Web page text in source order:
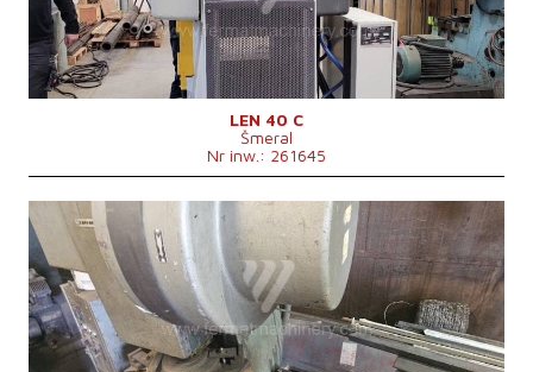
Rozmiary suwaka
400 x 250 mm
Przestawienie suwaka
60 mm
Wysokość zacisku
295 mm
Moc głównego elektrosilnika
3/4 kW
Rozmiary d x sz x w
1245 x 1585 x 2370 mm
4500 kg
nie
LEN 40 C
Šmeral
Nr inw.: 261645
Rok produkcji:
1993
Nominalna siła kształtująca prasy
63 t
Rozmiary stołu
mm
Maks. skok suwaka
6-40 mm
Przestawienie suwaka
45 mm
Ciężar maszyny
630 kg
System sterowania
nie